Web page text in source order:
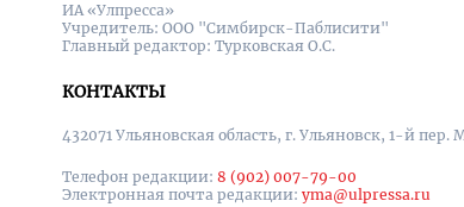
ИА «Улпресса»
Учредитель: ООО "Симбирск-Паблисити"
Главный редактор: Турковская О.С.
КОНТАКТЫ
432071 Ульяновская область, г. Ульяновск, 1-й пер.
Телефон редакции: 8 (902) 007-79-00
Электронная почта редакции: yma@ulpressa.ru